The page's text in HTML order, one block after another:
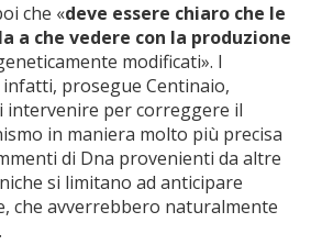
che «deve essere chiaro che le
a che vedere con la produzione
modificati». I
prosegue Centinaio,
intervenire per correggere il
in maniera molto più precisa
di Dna provenienti da altre
si limitano ad anticipare
che avverrebbero naturalmente